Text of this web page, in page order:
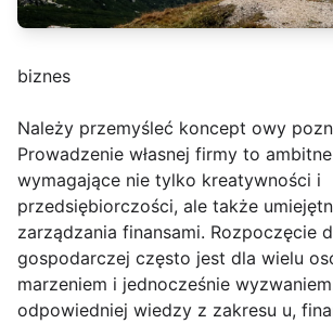
biznes
Należy przemyśleć koncept owy
Prowadzenie własnej firmy to
wymagające nie tylko kreatywności i
przedsiębiorczości, ale także
zarządzania finansami. Rozpoczęcie
gospodarczej często jest dla wielu
marzeniem i jednocześnie
odpowiedniej wiedzy z zakresu u,